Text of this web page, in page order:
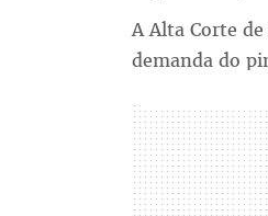
A Alta Corte
demanda do